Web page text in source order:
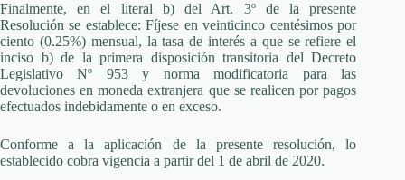
Finalmente, en el literal b) del Art. 3º de la presente
Resolución se establece: Fíjese en veinticinco centésimos por
ciento (0.25%) mensual, la tasa de interés a que se refiere el
inciso b) de la primera disposición transitoria del Decreto
Legislativo Nº 953 y norma modificatoria para las
devoluciones en moneda extranjera que se realicen por pagos
efectuados indebidamente o en exceso.
Conforme a la aplicación de la presente resolución, lo
establecido cobra vigencia a partir del 1 de abril de 2020.